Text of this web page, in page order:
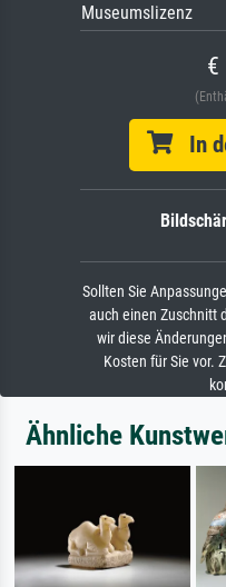
Museumslizenz
€
In
Sollten Sie
auch einen Zuschnitt
wir diese
Kosten für Sie vor.
Ähnliche